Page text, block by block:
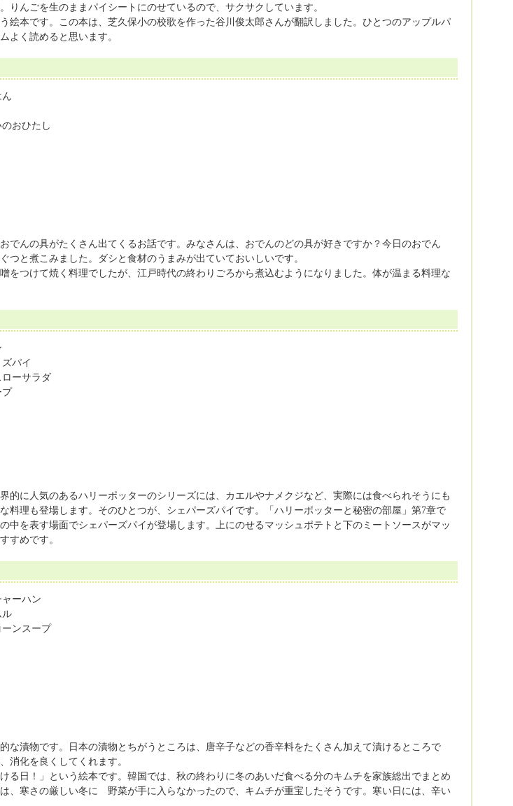
りんごを生のままパイシートにのせているので、サクサクしています。
本です。この本は、芝久保小の校歌を作った谷川俊太郎さんが翻訳しました。ひとつのアップルパ
よく読めると思います。
ん
のおひたし
んの具がたくさん出てくるお話です。みなさんは、おでんのどの具が好きですか？今日のおでん
と煮こみました。ダシと食材のうまみが出ていておいしいです。
つけて焼く料理でしたが、江戸時代の終わりごろから煮込むようになりました。体が温まる料理な
ズパイ
ローサラダ
プ
に人気のあるハリーポッターのシリーズには、カエルやナメクジなど、実際には食べられそうにも
料理も登場します。そのひとつが、シェパーズパイです。「ハリーポッターと秘密の部屋」第7章で
中を表す場面でシェパーズパイが登場します。上にのせるマッシュポテトと下のミートソースがマッ
すめです。
ャーハン
ル
ーンスープ
漬物です。日本の漬物とちがうところは、唐辛子などの香辛料をたくさん加えて漬けるところで
消化を良くしてくれます。
る日！」という絵本です。韓国では、秋の終わりに冬のあいだ食べる分のキムチを家族総出でまとめ
、寒さの厳しい冬に 野菜が手に入らなかったので、キムチが重宝したそうです。寒い日には、辛い